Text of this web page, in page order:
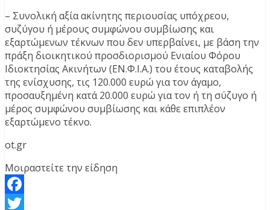
– Συνολική αξία ακίνητης περιουσίας υπόχρεου,
συζύγου ή μέρους συμφώνου συμβίωσης και
εξαρτώμενων τέκνων που δεν υπερβαίνει, με βάση την
πράξη διοικητικού προσδιορισμού Ενιαίου Φόρου
Ιδιοκτησίας Ακινήτων (ΕΝ.Φ.Ι.Α.) του έτους καταβολής
της ενίσχυσης, τις 120.000 ευρώ για τον άγαμο,
προσαυξημένη κατά 20.000 ευρώ για τον ή τη σύζυγο ή
μέρος συμφώνου συμβίωσης και κάθε επιπλέον
εξαρτώμενο τέκνο.
ot.gr
Μοιραστείτε την είδηση
Facebook